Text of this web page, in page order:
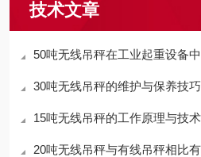
技术文章
50吨无线吊秤在工业起重设备
30吨无线吊秤的维护与保养技巧
15吨无线吊秤的工作原理与技
20吨无线吊秤与有线吊秤相比